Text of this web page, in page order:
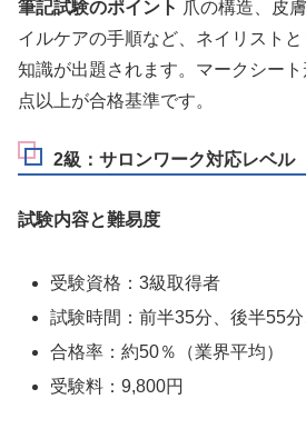
筆記試験のポイント 爪の構造、皮
イルケアの手順など、ネイリスト
知識が出題されます。マークシー
点以上が合格基準です。
2級：サロンワーク対応レベル
試験内容と難易度
受験資格：3級取得者
試験時間：前半35分、後半55
合格率：約50％（業界平均）
受験料：9,800円